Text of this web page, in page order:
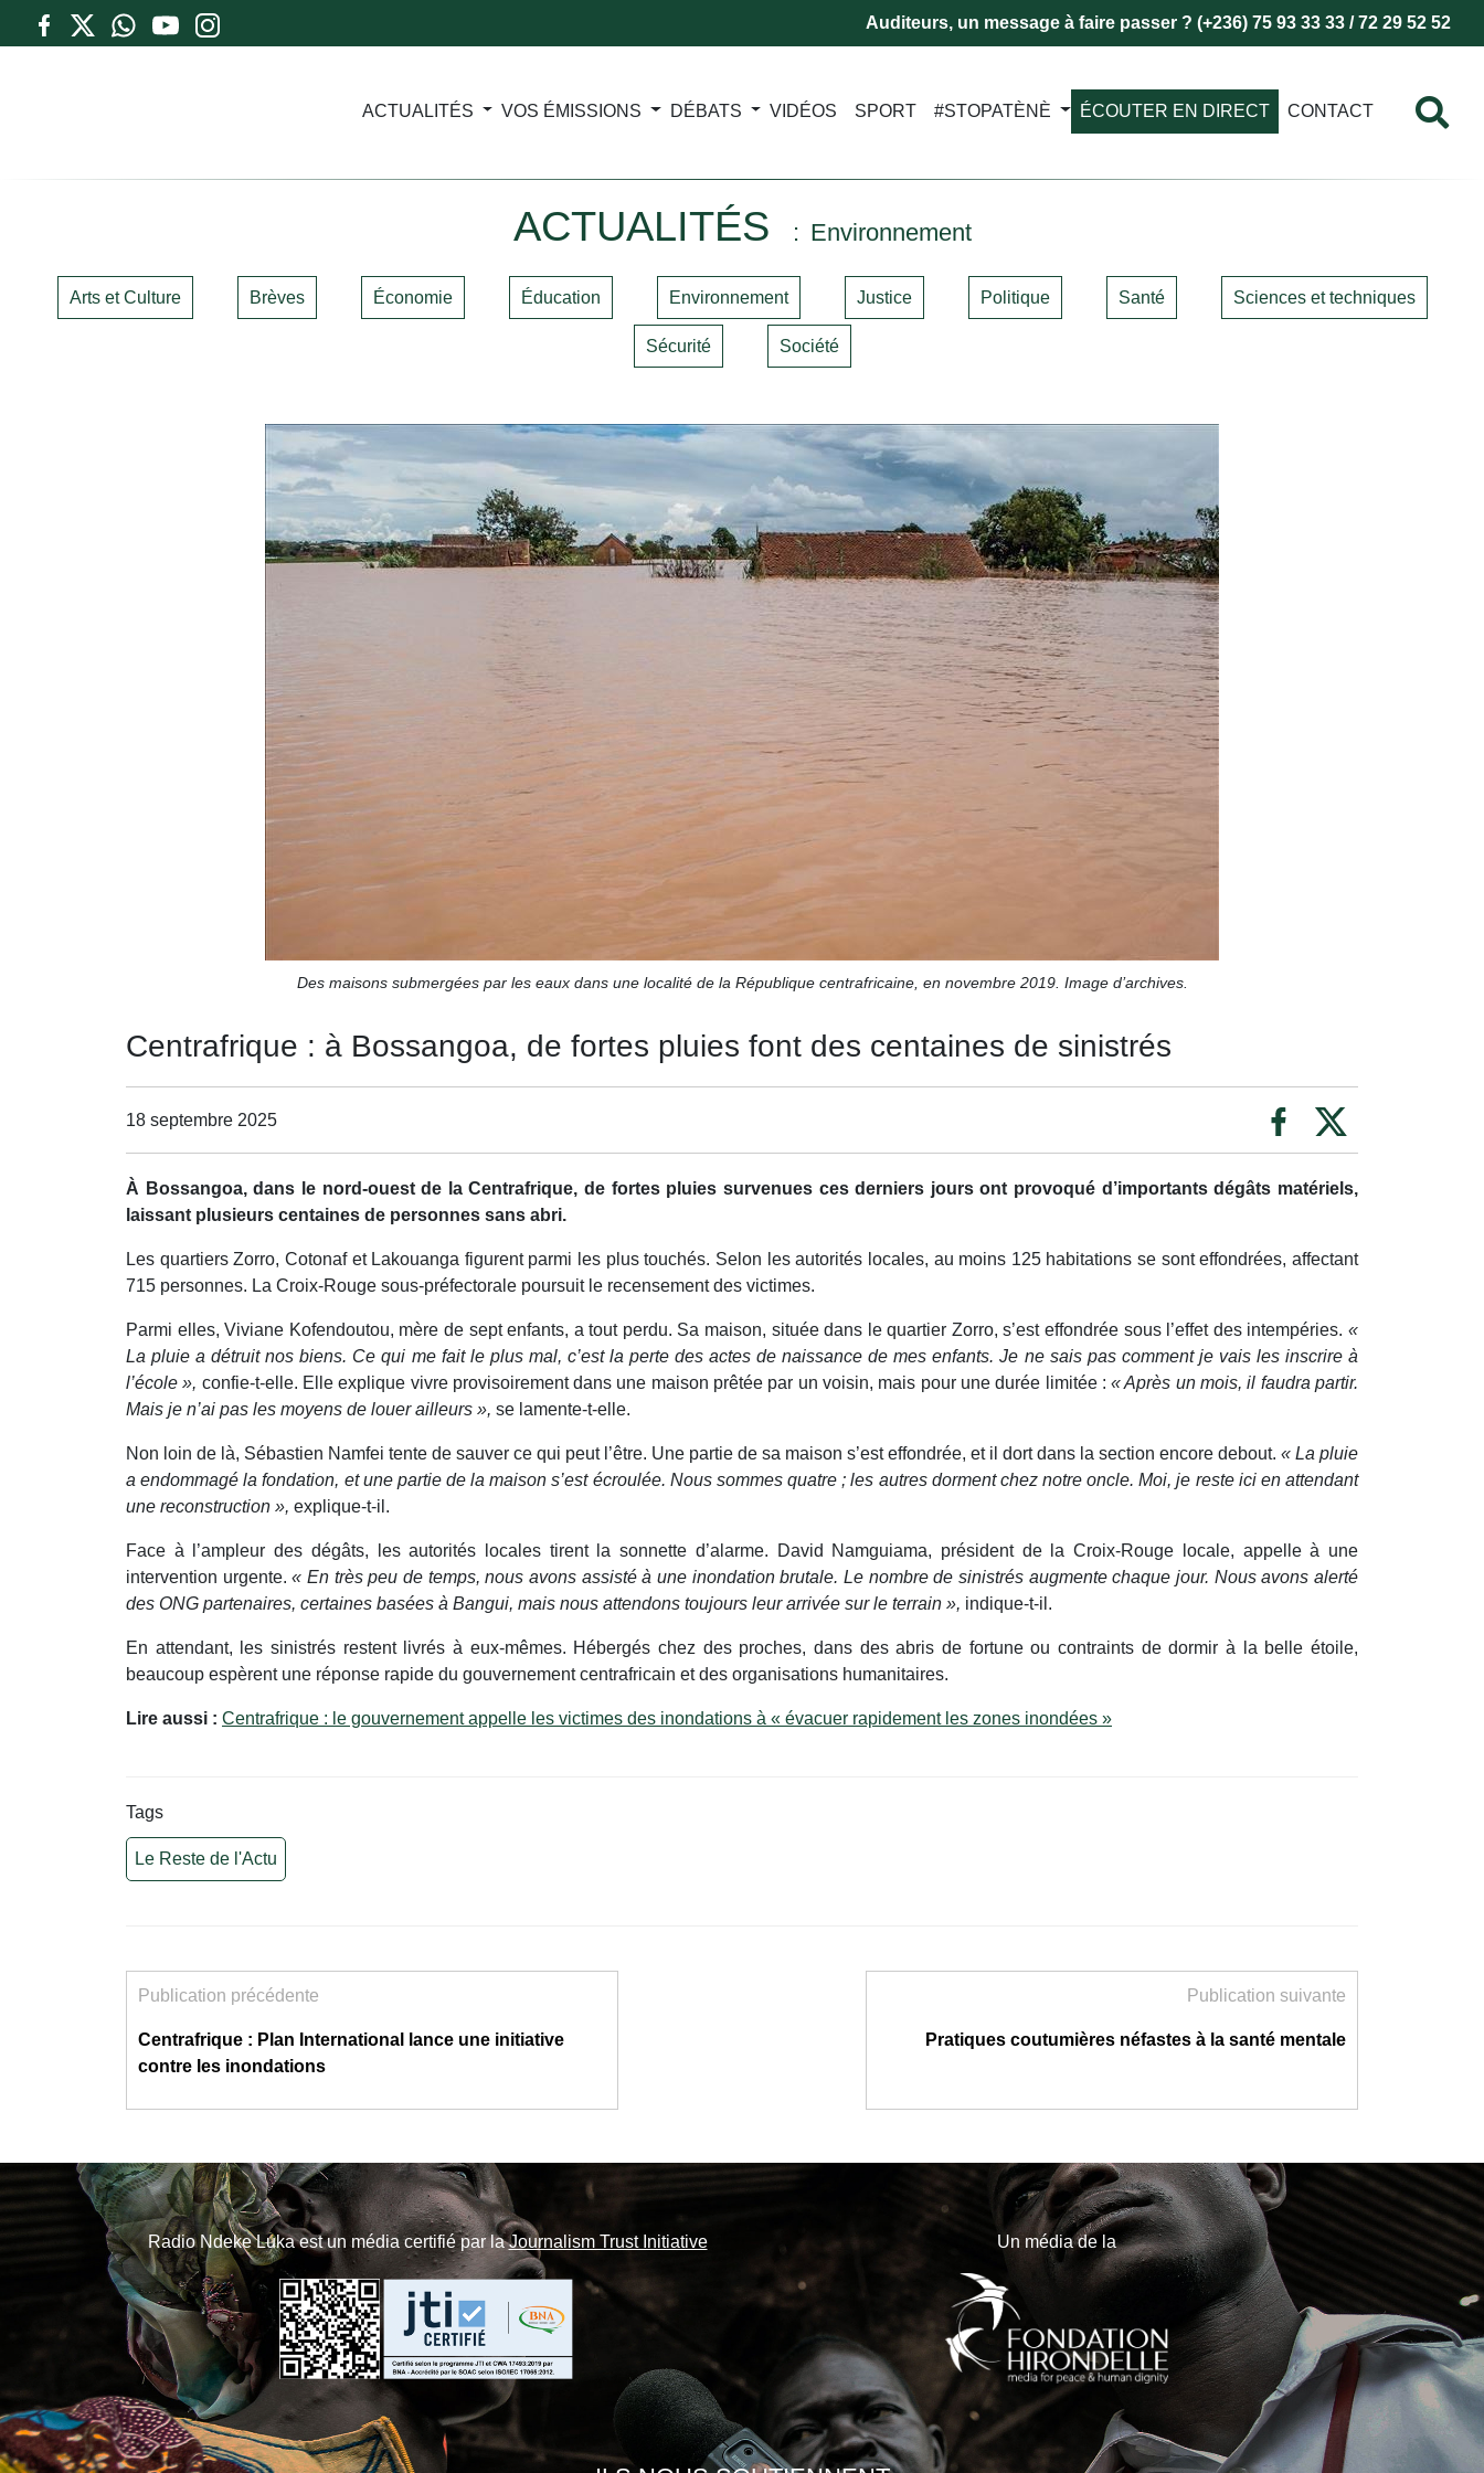
Auditeurs, un message à faire passer ? (+236) 75 93 33 33 / 72 29 52 52
ACTUALITÉS VOS ÉMISSIONS DÉBATS VIDÉOS SPORT #STOPATÈNÈ ÉCOUTER EN DIRECT CONTACT
ACTUALITÉS Environnement
Arts et Culture Brèves Économie Éducation Environnement Justice Politique Santé Sciences et techniques
Sécurité Société
Des maisons submergées par les eaux dans une localité de la République centrafricaine, en novembre 2019. Image d’archives.
Centrafrique : à Bossangoa, de fortes pluies font des centaines de sinistrés
18 septembre 2025
À Bossangoa, dans le nord-ouest de la Centrafrique, de fortes pluies survenues ces derniers jours ont provoqué d’importants dégâts matériels,
laissant plusieurs centaines de personnes sans abri.
Les quartiers Zorro, Cotonaf et Lakouanga figurent parmi les plus touchés. Selon les autorités locales, au moins 125 habitations se sont effondrées, affectant
715 personnes. La Croix-Rouge sous-préfectorale poursuit le recensement des victimes.
Parmi elles, Viviane Kofendoutou, mère de sept enfants, a tout perdu. Sa maison, située dans le quartier Zorro, s’est effondrée sous l’effet des intempéries. «
La pluie a détruit nos biens. Ce qui me fait le plus mal, c’est la perte des actes de naissance de mes enfants. Je ne sais pas comment je vais les inscrire à
l’école », confie-t-elle. Elle explique vivre provisoirement dans une maison prêtée par un voisin, mais pour une durée limitée :« Après un mois, il faudra partir.
Mais je n’ai pas les moyens de louer ailleurs », se lamente-t-elle.
Non loin de là, Sébastien Namfei tente de sauver ce qui peut l’être. Une partie de sa maison s’est effondrée, et il dort dans la section encore debout. « La pluie
a endommagé la fondation, et une partie de la maison s’est écroulée. Nous sommes quatre ; les autres dorment chez notre oncle. Moi, je reste ici en attendant
une reconstruction », explique-t-il.
Face à l’ampleur des dégâts, les autorités locales tirent la sonnette d’alarme. David Namguiama, président de la Croix-Rouge locale, appelle à une
intervention urgente.« En très peu de temps, nous avons assisté à une inondation brutale. Le nombre de sinistrés augmente chaque jour. Nous avons alerté
des ONG partenaires, certaines basées à Bangui, mais nous attendons toujours leur arrivée sur le terrain », indique-t-il.
En attendant, les sinistrés restent livrés à eux-mêmes. Hébergés chez des proches, dans des abris de fortune ou contraints de dormir à la belle étoile,
beaucoup espèrent une réponse rapide du gouvernement centrafricain et des organisations humanitaires.
Lire aussi : Centrafrique : le gouvernement appelle les victimes des inondations à « évacuer rapidement les zones inondées »
Tags
Le Reste de l'Actu
Publication précédente
Centrafrique : Plan International lance une initiative
contre les inondations
Publication suivante
Pratiques coutumières néfastes à la santé mentale
Radio Ndeke Luka est un média certifié par laJournalism Trust Initiative Un média de la